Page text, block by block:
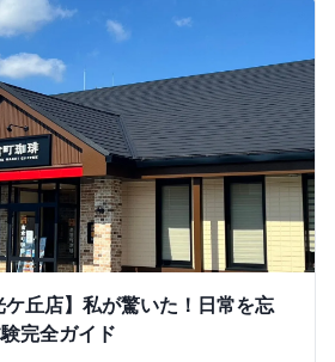
ケ丘店】私が驚いた！日常を忘
完全ガイド